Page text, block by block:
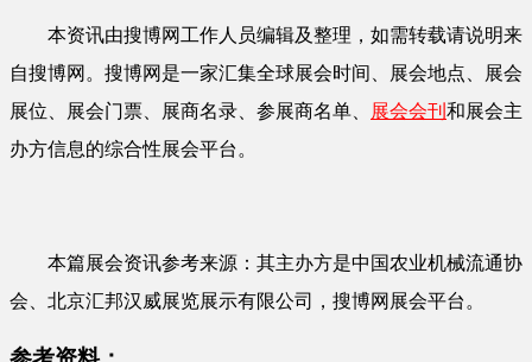
本资讯由搜博网工作人员编辑及整理，如需转载请说明来
自搜博网。搜博网是一家汇集全球展会时间、展会地点、展会
展位、展会门票、展商名录、参展商名单、
展会会刊 和展会主
办方信息的综合性展会平台。
本篇展会资讯参考来源：其主办方是中国农业机械流通协
会、北京汇邦汉威展览展示有限公司，搜博网展会平台。